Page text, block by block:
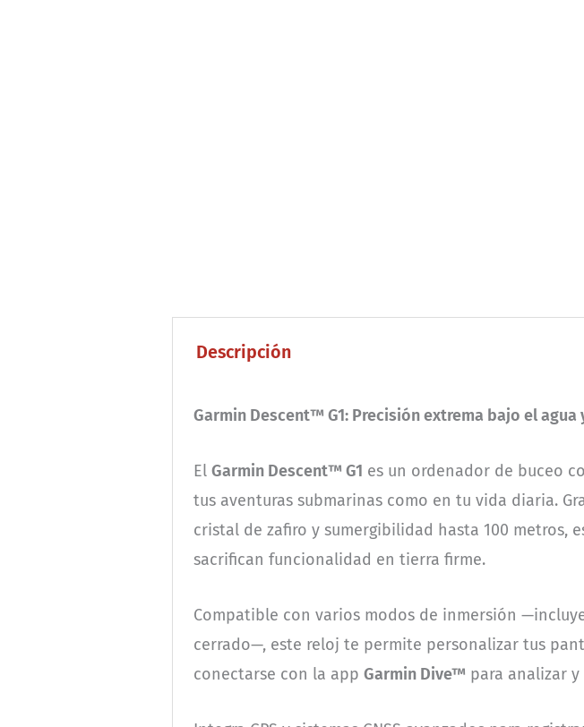
Descripción
Garmin Descent™ G1: Precisión extrema bajo el
ElGarmin Descent™ G1 es un ordenador de buceo
tus aventuras submarinas como en tu vida diaria.
cristal de zafiro y sumergibilidad hasta 100 metros,
sacrifican funcionalidad en tierra firme.
Compatible con varios modos de inmersión
cerrado—, este reloj te permite personalizar tus
conectarse con la appGarmin Dive™ para analizar